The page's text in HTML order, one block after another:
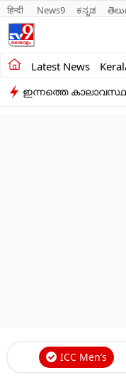
हिन्दी News9 ಕನ್ನಡ
Latest News
Kerala
India
Religion
ഇന്നത്തെ കാലാവസ്ഥ
ICC Men’s